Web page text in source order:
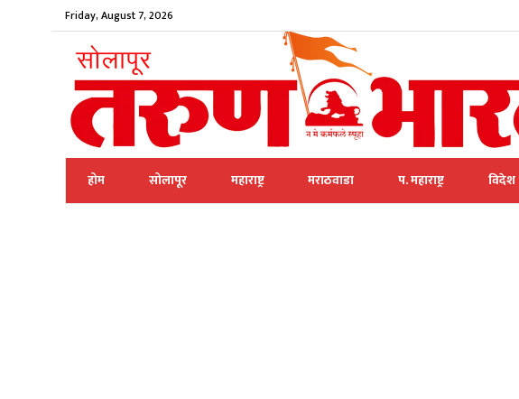
Friday, August 7, 2026
होम सोलापूर महाराष्ट्र मराठवाडा प. महाराष्ट्र विदेश